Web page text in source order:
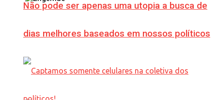
Não pode ser apenas uma utopia a busca de
dias melhores baseados em nossos políticos